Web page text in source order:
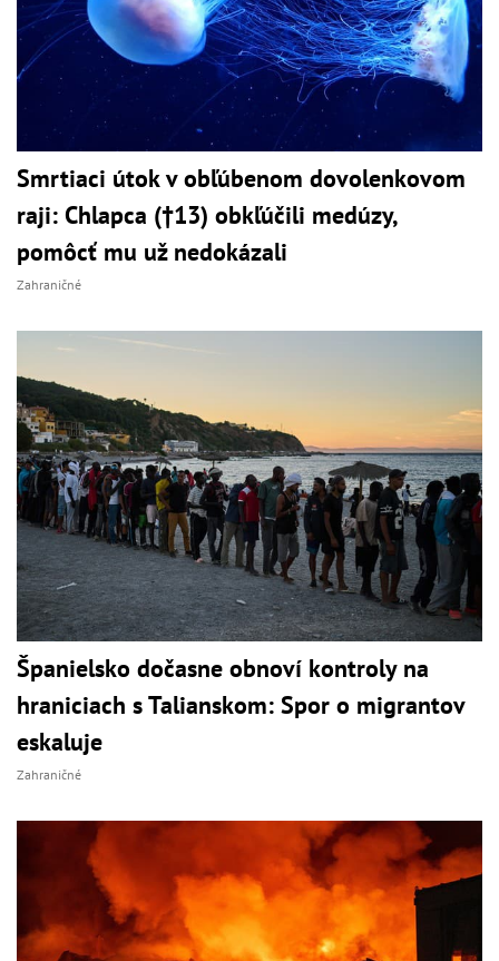
Smrtiaci útok v obľúbenom dovolenkovom
raji: Chlapca (†13) obkľúčili medúzy,
pomôcť mu už nedokázali
Zahraničné
Španielsko dočasne obnoví kontroly na
hraniciach s Talianskom: Spor o migrantov
eskaluje
Zahraničné